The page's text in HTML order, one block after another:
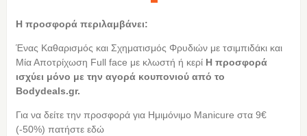
Η προσφορά περιλαμβάνει:
Ένας Καθαρισμός και Σχηματισμός Φρυδιών με τσιμπιδάκι και
Μία Αποτρίχωση Full face με κλωστή ή κερί Η προσφορά
ισχύει μόνο με την αγορά κουπονιού από τo
Bodydeals.gr.
Για να δείτε την προσφορά για Ημιμόνιμο Manicure στα 9€
(-50%) πατήστε εδώ